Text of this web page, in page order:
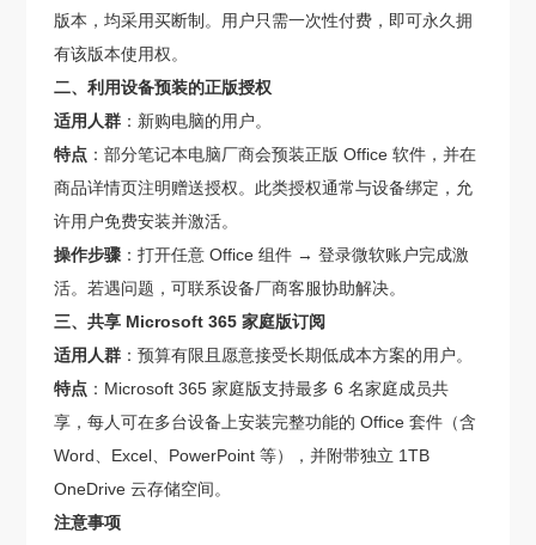
版本，均采用买断制。用户只需一次性付费，即可永久拥
有该版本使用权。
二、利用设备预装的正版授权
适用人群 ：新购电脑的用户。
特点 ：部分笔记本电脑厂商会预装正版 Office 软件，并在
商品详情页注明赠送授权。此类授权通常与设备绑定，允
许用户免费安装并激活。
操作步骤 ：打开任意 Office 组件 → 登录微软账户完成激
活。若遇问题，可联系设备厂商客服协助解决。
三、共享 Microsoft 365 家庭版订阅
适用人群 ：预算有限且愿意接受长期低成本方案的用户。
特点 ：Microsoft 365 家庭版支持最多 6 名家庭成员共
享，每人可在多台设备上安装完整功能的 Office 套件（含
Word、Excel、PowerPoint 等），并附带独立 1TB
OneDrive 云存储空间。
注意事项